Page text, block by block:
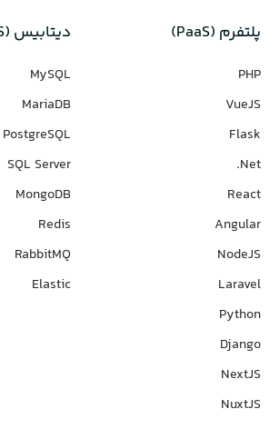
پلتفرم (PaaS)
PHP
VueJS
Flask
Net.
React
Angular
NodeJS
Laravel
Python
Django
NextJS
NuxtJS
دیتابیس‌ (DBaaS)
MySQL
MariaDB
PostgreSQL
SQL Server
MongoDB
Redis
RabbitMQ
Elastic